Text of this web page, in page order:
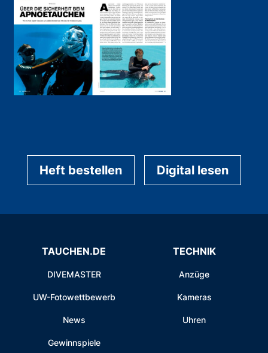
Heft bestellen Digital lesen
TAUCHEN.DE
DIVEMASTER
UW-Fotowettbewerb
News
Gewinnspiele
TECHNIK
Anzüge
Kameras
Uhren